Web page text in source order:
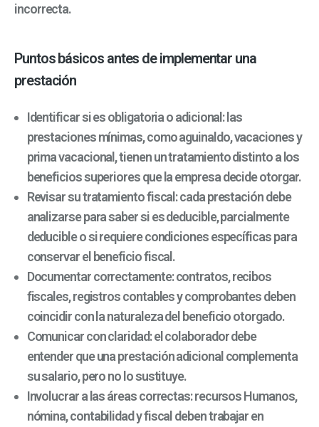
incorrecta.
Puntos básicos antes de implementar una
prestación
Identificar si es obligatoria o adicional: las
prestaciones mínimas, como aguinaldo, vacaciones y
prima vacacional, tienen un tratamiento distinto a los
beneficios superiores que la empresa decide otorgar.
Revisar su tratamiento fiscal: cada prestación debe
analizarse para saber si es deducible, parcialmente
deducible o si requiere condiciones específicas para
conservar el beneficio fiscal.
Documentar correctamente: contratos, recibos
fiscales, registros contables y comprobantes deben
coincidir con la naturaleza del beneficio otorgado.
Comunicar con claridad: el colaborador debe
entender que una prestación adicional complementa
su salario, pero no lo sustituye.
Involucrar a las áreas correctas: recursos Humanos,
nómina, contabilidad y fiscal deben trabajar en